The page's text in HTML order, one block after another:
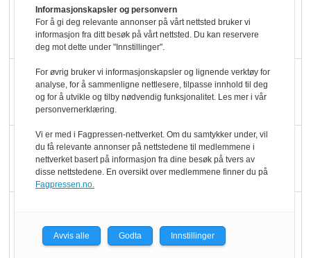
Rema-flaggskip
dundrer videre
Slik opprettholdes
ølsalget
Færre varer, men fulle
hyller
Informasjonskapsler og personvern
For å gi deg relevante annonser på vårt nettsted bruker vi
informasjon fra ditt besøk på vårt nettsted. Du kan reservere
deg mot dette under "Innstillinger".
For øvrig bruker vi informasjonskapsler og lignende verktøy for
analyse, for å sammenligne nettlesere, tilpasse innhold til deg
og for å utvikle og tilby nødvendig funksjonalitet. Les mer i vår
personvernerklæring.
Vi er med i Fagpressen-nettverket. Om du samtykker under, vil
du få relevante annonser på nettstedene til medlemmene i
nettverket basert på informasjon fra dine besøk på tvers av
disse nettstedene. En oversikt over medlemmene finner du på
Fagpressen.no.
Avvis alle Godta Innstillinger